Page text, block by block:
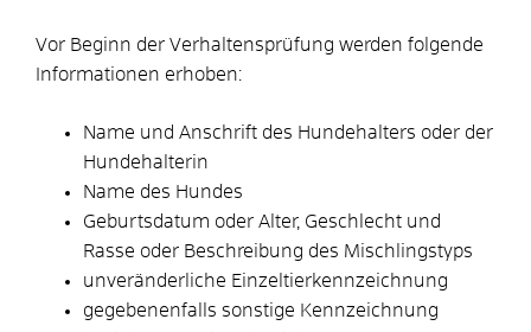
Vor Beginn der Verhaltensprüfung werden folgende
Informationen erhoben:
Name und Anschrift des Hundehalters oder der
Hundehalterin
Name des Hundes
Geburtsdatum oder Alter, Geschlecht und
Rasse oder Beschreibung des Mischlingstyps
unveränderliche Einzeltierkennzeichnung
gegebenenfalls sonstige Kennzeichnung